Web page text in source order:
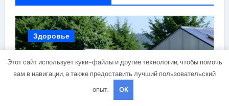
Здоровье
Этот сайт использует куки-файлы и другие технологии, чтобы помочь
вам в навигации, а также предоставить лучший пользовательский
опыт.
OK